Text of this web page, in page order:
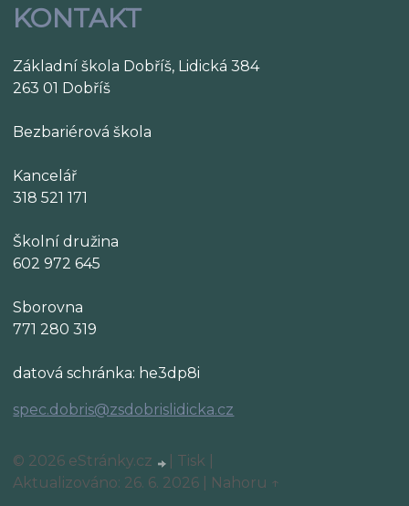
KONTAKT
Základní škola Dobříš, Lidická 384
263 01 Dobříš
Bezbariérová škola
Kancelář
318 521 171
Školní družina
602 972 645
Sborovna
771 280 319
datová schránka: he3dp8i
spec.dobris@zsdobrislidicka.cz
© 2026 eStránky.cz Tisk
Aktualizováno: 26. 6. 2026
Nahoru ↑